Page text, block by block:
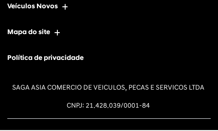
Veículos Novos
Mapa do site
Política de privacidade
SAGA ASIA COMERCIO DE VEICULOS, PECAS E SERVICOS LTDA
CNPJ: 21.428.039/0001-84